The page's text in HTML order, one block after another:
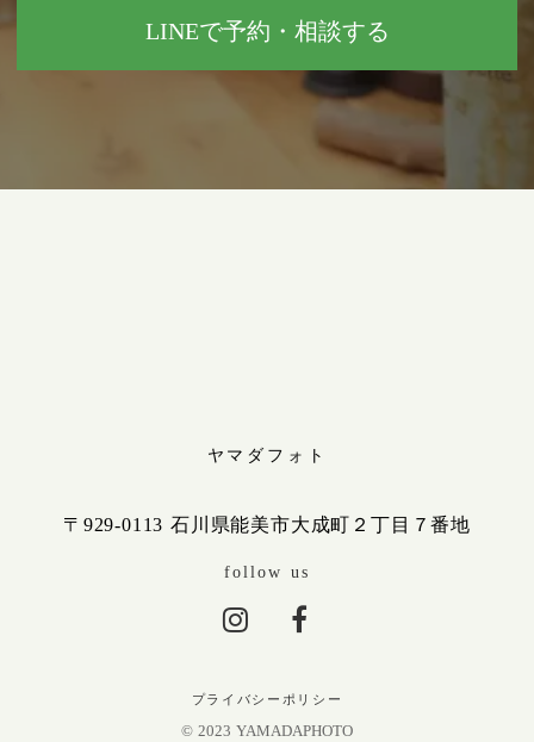
LINEで予約・相談する
ヤマダフォト
〒929-0113 石川県能美市大成町２丁目７番地
follow us
プライバシーポリシー
© 2023 YAMADAPHOTO